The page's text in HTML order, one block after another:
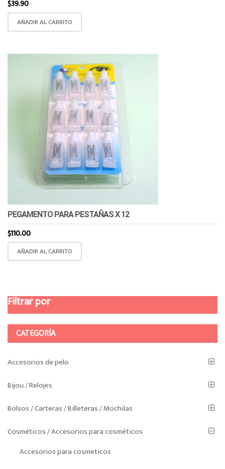
$39.90
AÑADIR AL CARRITO
PEGAMENTO PARA PESTAÑAS X 12
$110.00
AÑADIR AL CARRITO
Filtrar por
CATEGORÍA
Accesorios de pelo
Bijou / Relojes
Bolsos / Carteras / Billeteras / Mochilas
Cosméticos / Accesorios para cosméticos
Accesorios para cosmeticos